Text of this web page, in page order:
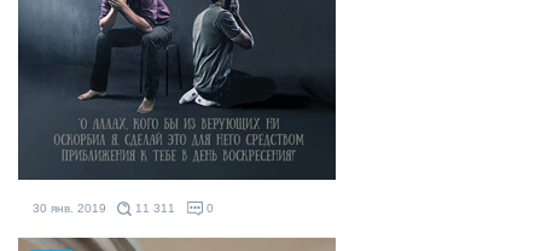
30 янв. 2019 11 311 0